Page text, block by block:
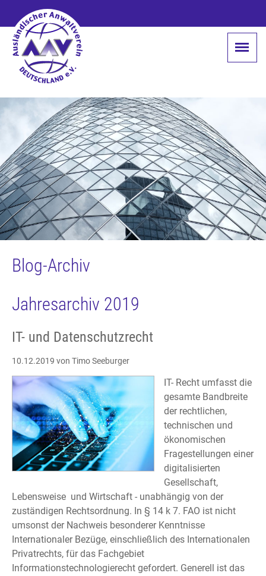
Blog-Archiv
Jahresarchiv 2019
IT- und Datenschutzrecht
10.12.2019 von Timo Seeburger
IT- Recht umfasst die
gesamte Bandbreite
der rechtlichen,
technischen und
ökonomischen
Fragestellungen einer
digitalisierten
Gesellschaft,
Lebensweise und Wirtschaft - unabhängig von der
zuständigen Rechtsordnung. In § 14 k 7. FAO ist nicht
umsonst der Nachweis besonderer Kenntnisse
Internationaler Bezüge, einschließlich des Internationalen
Privatrechts, für das Fachgebiet
Informationstechnologierecht gefordert. Generell ist das